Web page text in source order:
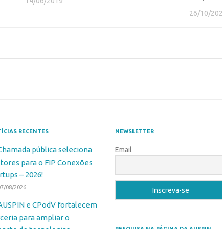
26/10/
RECENTES
pública seleciona
para o FIP Conexões
– 2026!
08/2026
e CPodV fortalecem
para ampliar o
NEWSLETTER
Email